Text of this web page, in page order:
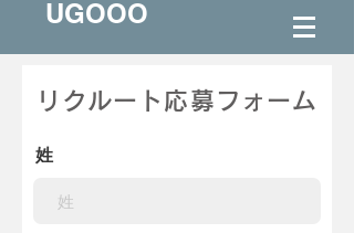
UGOOO
リクルート応募フォーム
姓